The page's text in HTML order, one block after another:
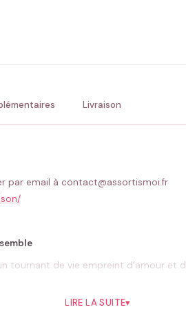
Livraison
par email à contact@assortismoi.fr
tournant de vie empreint d’amour et
et émotion.LIRE LA SUITE▾